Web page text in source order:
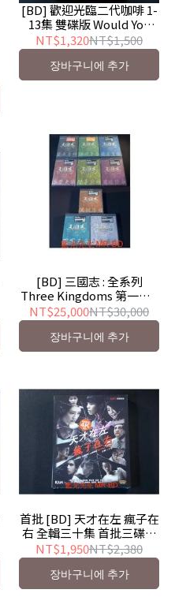
[BD] 歡迎光臨二代咖啡 1-
13集 雙碟版 Would You
Like a Cup of Coffee ( 得
利 )
NT$1,320NT$1,500
장바구니에 추가
[BD] 三國志 : 全系列
Three Kingdoms 第一部 -
第九部 ( 1 - 95 話 ) 二十七
碟珍藏版
NT$25,000NT$30,000
장바구니에 추가
首批 [BD] 天才在左 瘋子在
右 全輯三十集 首批三碟限
量簽名版 - 首部香港4K網
劇 Alpha Beta BD-50G
NT$1,950NT$2,380
장바구니에 추가